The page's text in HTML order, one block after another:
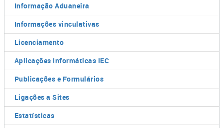
Informação Aduaneira
Informações vinculativas
Licenciamento
Aplicações Informáticas IEC
Publicações e Formulários
Ligações a Sites
Estatísticas